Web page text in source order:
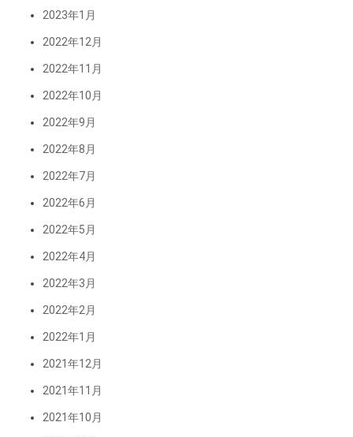
2023年1月
2022年12月
2022年11月
2022年10月
2022年9月
2022年8月
2022年7月
2022年6月
2022年5月
2022年4月
2022年3月
2022年2月
2022年1月
2021年12月
2021年11月
2021年10月